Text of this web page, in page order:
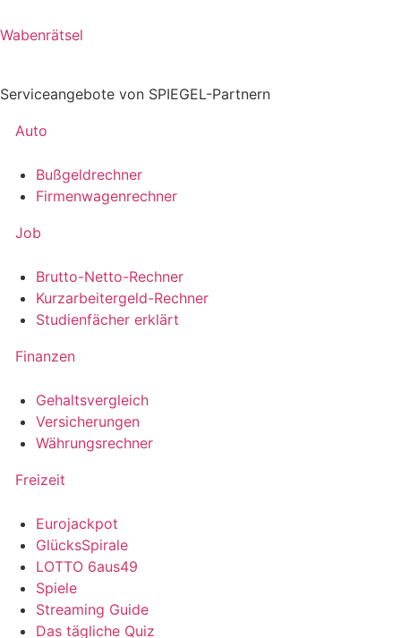
Wabenrätsel
Serviceangebote von SPIEGEL-Partnern
Auto
Bußgeldrechner
Firmenwagenrechner
Job
Brutto-Netto-Rechner
Kurzarbeitergeld-Rechner
Studienfächer erklärt
Finanzen
Gehaltsvergleich
Versicherungen
Währungsrechner
Freizeit
Eurojackpot
GlücksSpirale
LOTTO 6aus49
Spiele
Streaming Guide
Das tägliche Quiz